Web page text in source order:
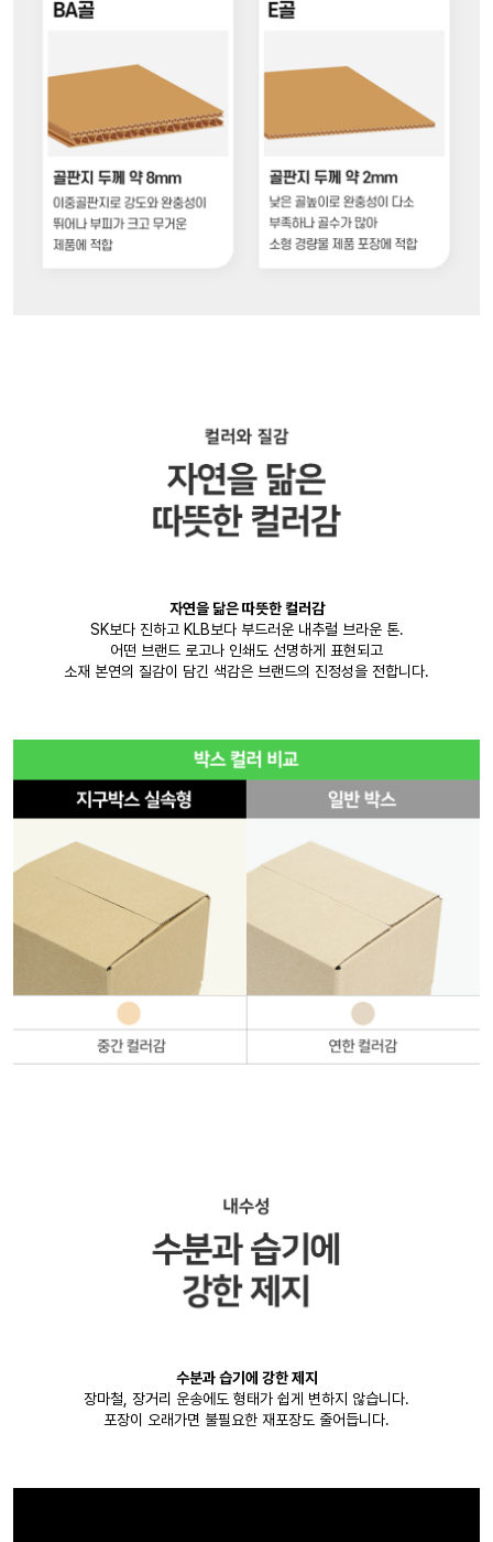
자연을 닮은 따뜻한 컬러감
SK보다 진하고 KLB보다 부드러운 내추럴 브라운 톤.
어떤 브랜드 로고나 인쇄도 선명하게 표현되고
소재 본연의 질감이 담긴 색감은 브랜드의 진정성을 전합니다.
수분과 습기에 강한 제지
장마철, 장거리 운송에도 형태가 쉽게 변하지 않습니다.
포장이 오래가면 불필요한 재포장도 줄어듭니다.